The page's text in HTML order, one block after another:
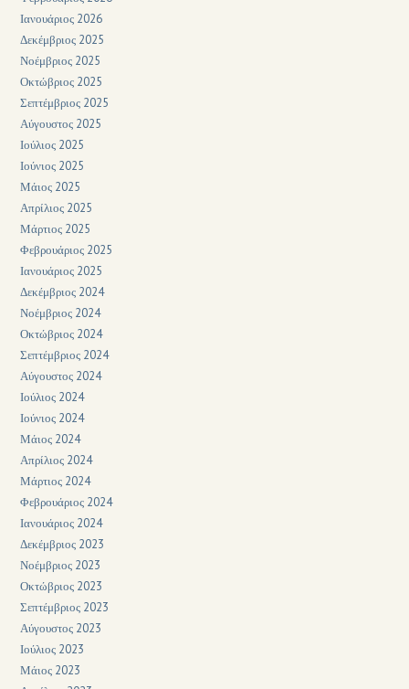
Ιανουάριος 2026
Δεκέμβριος 2025
Νοέμβριος 2025
Οκτώβριος 2025
Σεπτέμβριος 2025
Αύγουστος 2025
Ιούλιος 2025
Ιούνιος 2025
Μάιος 2025
Απρίλιος 2025
Μάρτιος 2025
Φεβρουάριος 2025
Ιανουάριος 2025
Δεκέμβριος 2024
Νοέμβριος 2024
Οκτώβριος 2024
Σεπτέμβριος 2024
Αύγουστος 2024
Ιούλιος 2024
Ιούνιος 2024
Μάιος 2024
Απρίλιος 2024
Μάρτιος 2024
Φεβρουάριος 2024
Ιανουάριος 2024
Δεκέμβριος 2023
Νοέμβριος 2023
Οκτώβριος 2023
Σεπτέμβριος 2023
Αύγουστος 2023
Ιούλιος 2023
Μάιος 2023